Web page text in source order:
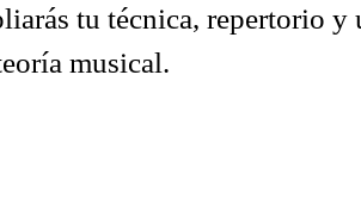
tu técnica, repertorio y
musical.